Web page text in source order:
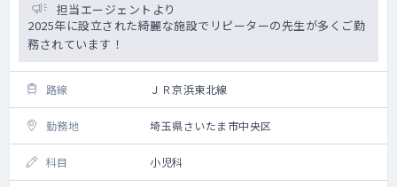
担当エージェントより
2025年に設立された綺麗な施設でリピーターの先生が多くご勤
務されています！
路線 ＪＲ京浜東北線
勤務地 埼玉県さいたま市中央区
科目 小児科